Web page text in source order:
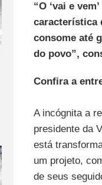
“O ‘vai e
característica
consome até
do povo”,
Confira a
A incógnita a
presidente da
está
um projeto,
de seus